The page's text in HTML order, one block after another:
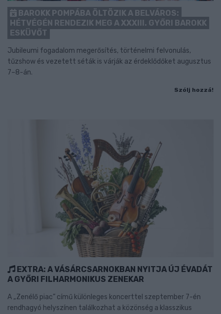
BAROKK POMPÁBA ÖLTÖZIK A BELVÁROS:
HÉTVÉGÉN RENDEZIK MEG A XXXIII. GYŐRI BAROKK
ESKÜVŐT
Jubileumi fogadalom megerősítés, történelmi felvonulás,
tűzshow és vezetett séták is várják az érdeklődőket augusztus
7–8-án.
Szólj hozzá!
EXTRA: A VÁSÁRCSARNOKBAN NYITJA ÚJ ÉVADÁT
A GYŐRI FILHARMONIKUS ZENEKAR
A „Zenélő piac” című különleges koncerttel szeptember 7-én
rendhagyó helyszínen találkozhat a közönség a klasszikus